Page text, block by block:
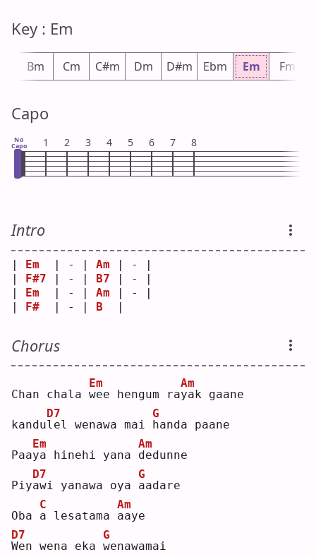
Key : Em
Bm Cm C#m Dm D#m Ebm Em Fm
Capo
No
Capo 1 2 3 4 5 6 7 8
Intro
Em
  | - |
Am | - |
F#7 | - | B7 | - |
Em
  | - |
Am | - |
F#
  | - |
B
Chorus
Chan chala w
Em
ee hengum ray
Am
ak gaane
kandul
D7
el wenawa mai h
G
anda paane
Paay
Em
a hinehi yana d
Am
edunne
Piya
D7
wi yanawa oya a
G
adare
Oba a
C
lesatama a
Am
aye
W
D7
en wena eka w
G
enawamai